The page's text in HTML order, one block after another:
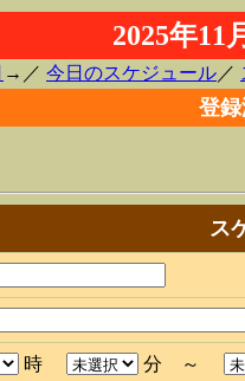
2025年
→／ 今日のスケジュール ／
登
ス
時 分 ～